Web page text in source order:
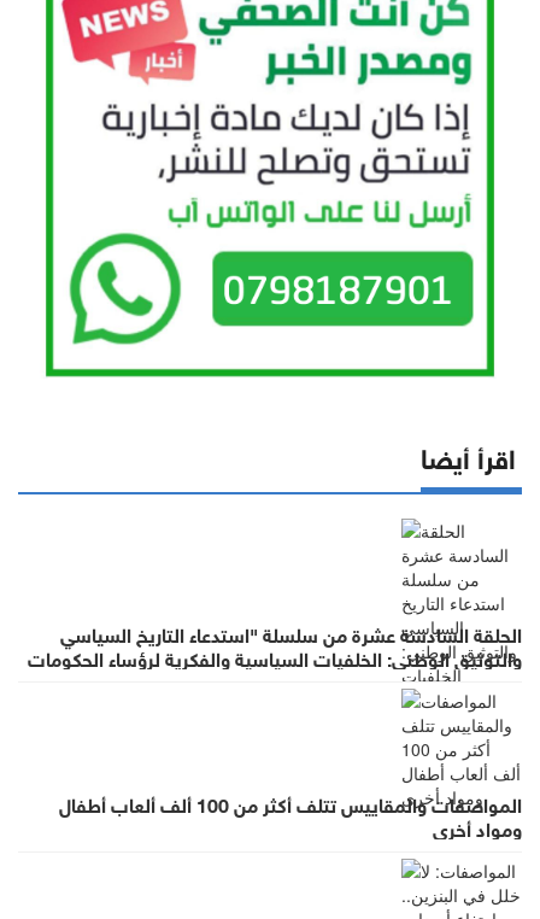
اقرأ أيضا
الحلقة السادسة عشرة من سلسلة "استدعاء التاريخ السياسي
والتوثيق الوطني: الخلفيات السياسية والفكرية لرؤساء الحكومات
في عهد الملك الحسين بن طلال (١٩٥٣- ١٩٩٩)"
المواصفات والمقاييس تتلف أكثر من 100 ألف ألعاب أطفال
ومواد أخرى